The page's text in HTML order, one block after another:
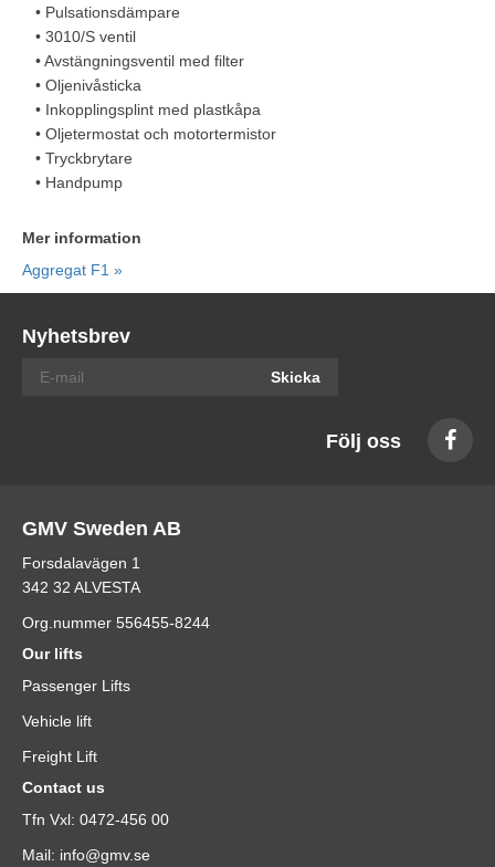
• Pulsationsdämpare
• 3010/S ventil
• Avstängningsventil med filter
• Oljenivåsticka
• Inkopplingsplint med plastkåpa
• Oljetermostat och motortermistor
• Tryckbrytare
• Handpump
Mer information
Aggregat F1 »
Nyhetsbrev
Skicka
Följ oss
GMV Sweden AB
Forsdalavägen 1
342 32 ALVESTA
Org.nummer 556455-8244
Our lifts
Passenger Lifts
Vehicle lift
Freight Lift
Contact us
Tfn Vxl: 0472-456 00
Mail: info@gmv.se